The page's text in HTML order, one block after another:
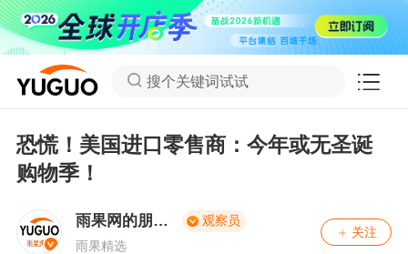
搜个关键词试试
恐慌！美国进口零售商：今年或无圣诞
购物季！
雨果网的朋友
们
观察员
雨果精选
关注